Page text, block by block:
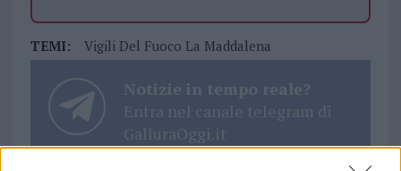
TEMI: Vigili Del Fuoco La Maddalena
Notizie in tempo reale?
Entra nel canale telegram di
GalluraOggi.it